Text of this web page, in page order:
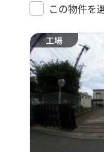
この物件を
工場